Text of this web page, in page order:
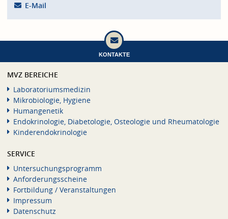
E-Mail
KONTAKTE
MVZ BEREICHE
Laboratoriumsmedizin
Mikrobiologie, Hygiene
Humangenetik
Endokrinologie, Diabetologie, Osteologie und Rheumatologie
Kinderendokrinologie
SERVICE
Untersuchungsprogramm
Anforderungsscheine
Fortbildung / Veranstaltungen
Impressum
Datenschutz